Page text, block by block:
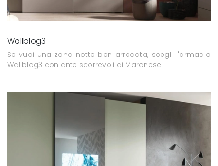
Wallblog3
Se vuoi una zona notte ben arredata, scegli l'armadio
Wallblog3 con ante scorrevoli di Maronese!